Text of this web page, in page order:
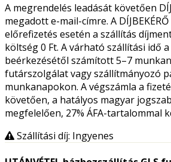
A megrendelés leadását követően
megadott e-mail-címre. A
előrefizetés esetén a szállítás
költség 0 Ft. A várható szállítási idő
beérkezésétől számított 5–7
futárszolgálat vagy szállítmányozó
munkanapokon. A végszámla a
követően, a hatályos magyar
megfelelően, 27% ÁFA-tartalommal
Szállítási díj: Ingyenes